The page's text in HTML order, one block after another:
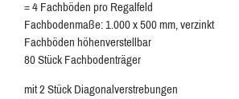
= 4 Fachböden pro Regalfeld
Fachbodenmaße: 1.000 x 500 mm, verzinkt
Fachböden höhenverstellbar
80 Stück Fachbodenträger
mit 2 Stück Diagonalverstrebungen